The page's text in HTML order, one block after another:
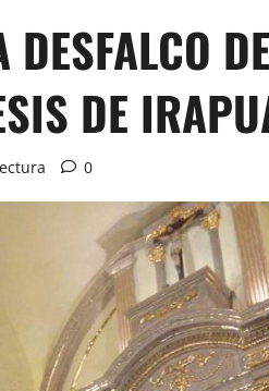
DE
0